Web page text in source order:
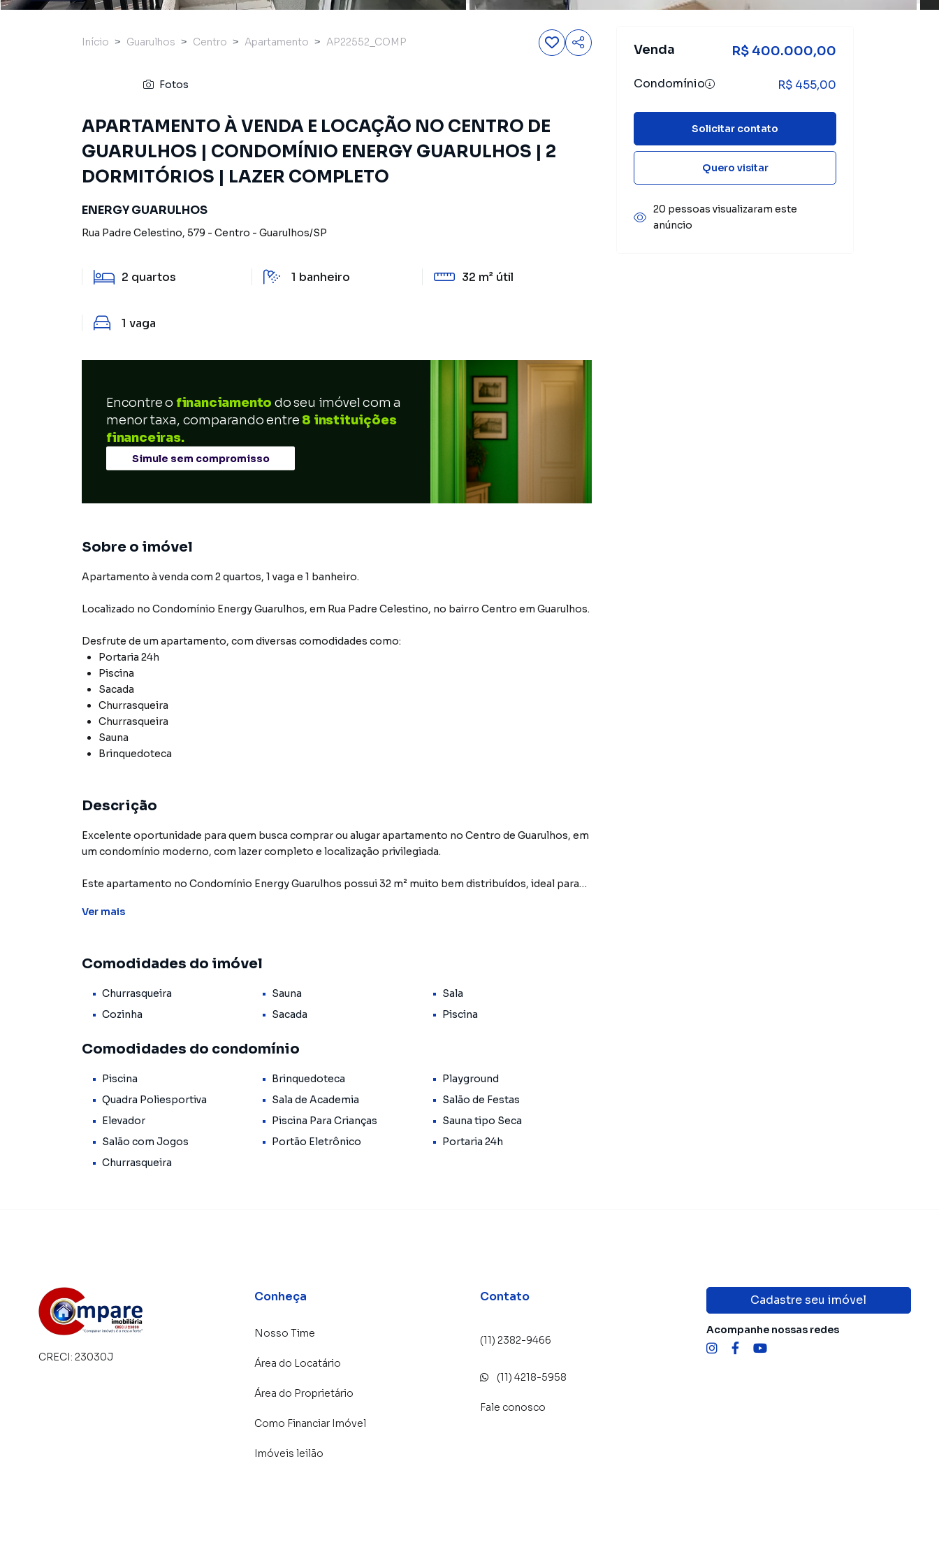
Início Guarulhos Centro Apartamento AP22552_COMP
Fotos
APARTAMENTO À VENDA E LOCAÇÃO NO CENTRO DE
GUARULHOS | CONDOMÍNIO ENERGY GUARULHOS | 2
DORMITÓRIOS | LAZER COMPLETO
ENERGY GUARULHOS
Rua Padre Celestino, 579 - Centro - Guarulhos/SP
2 quartos 1 banheiro 32 m² útil
1 vaga
Encontre o financiamento do seu imóvel com a
menor taxa, comparando entre 8 instituições
financeiras.
Simule sem compromisso
Sobre o imóvel
Apartamento à venda com 2 quartos, 1 vaga e 1 banheiro.
Localizado no Condomínio Energy Guarulhos, em Rua Padre Celestino, no bairro Centro em Guarulhos.
Desfrute de um apartamento, com diversas comodidades como:
Portaria 24h
Piscina
Sacada
Churrasqueira
Churrasqueira
Sauna
Brinquedoteca
Descrição
Excelente oportunidade para quem busca comprar ou alugar apartamento no Centro de Guarulhos, em
um condomínio moderno, com lazer completo e localização privilegiada.
Este apartamento no Condomínio Energy Guarulhos possui 32 m² muito bem distribuídos, ideal para
2 dormitórios
Cozinha funcional
Sacada
Ambientes modernos e bem distribuídos
Excelente opção para solteiros, casais, estudantes, investidores ou quem deseja morar próximo de
tudo.
CONDOMÍNIO ENERGY GUARULHOS – LAZER E MODERNIDADE
O condomínio oferece infraestrutura completa de lazer e comodidade:
Quadra poliesportiva
Portaria e segurança
Condomínio moderno, ideal para quem busca qualidade de vida e praticidade no dia a dia.
Próximo a mercados, farmácias e bancos
Ver mais
Comodidades do imóvel
Churrasqueira Sauna
Sala
Cozinha
Sacada Piscina
Comodidades do condomínio
Piscina Brinquedoteca
Playground
Quadra Poliesportiva
Sala de Academia
Salão de Festas
Elevador
Piscina Para Crianças
Sauna tipo Seca
Salão com Jogos
Portão Eletrônico
Portaria 24h
Churrasqueira
Venda R$ 400.000,00
Condomínio R$ 455,00
Solicitar contato
Quero visitar
20 pessoas visualizaram este
anúncio
CRECI: 23030J
Conheça
Nosso Time
Área do Locatário
Área do Proprietário
Como Financiar Imóvel
Imóveis leilão
Contato
(11) 2382-9466
(11) 4218-5958
Fale conosco
Cadastre seu imóvel
Acompanhe nossas redes